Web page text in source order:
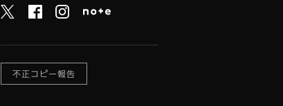
不正コピー報告